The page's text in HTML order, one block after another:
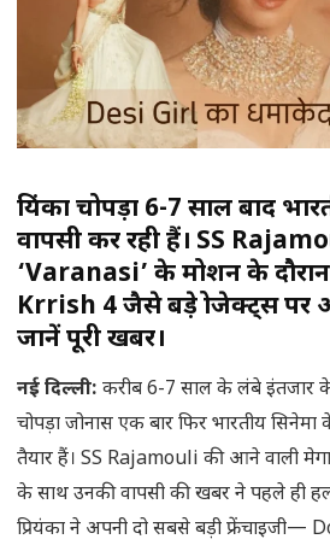
प्रियंका चोपड़ा 6-7 साल बाद
वापसी कर रही हैं। SS
‘Varanasi’ के प्रमोशन के
Krrish 4 जैसे बड़े प्रोजेक्ट्स पर
जानें पूरी खबर।
नई दिल्ली: करीब 6-7 साल के लंबे इंतजार के
चोपड़ा जोनास एक बार फिर भारतीय
तैयार हैं। SS Rajamouli की आने वाली
के साथ उनकी वापसी की खबर ने पहले ही
प्रियंका ने अपनी दो सबसे बड़ी